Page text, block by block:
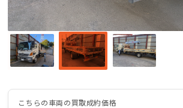
こちらの車両の買取成約価格